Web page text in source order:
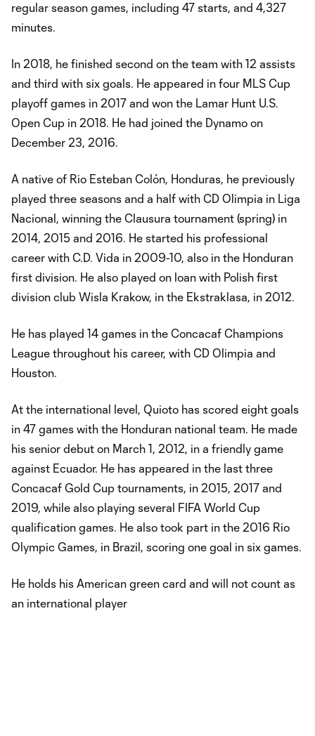
regular season games, including 47 starts, and 4,327
minutes.
In 2018, he finished second on the team with 12 assists
and third with six goals. He appeared in four MLS Cup
playoff games in 2017 and won the Lamar Hunt U.S.
Open Cup in 2018. He had joined the Dynamo on
December 23, 2016.
A native of Rio Esteban Colón, Honduras, he previously
played three seasons and a half with CD Olimpia in Liga
Nacional, winning the Clausura tournament (spring) in
2014, 2015 and 2016. He started his professional
career with C.D. Vida in 2009-10, also in the Honduran
first division. He also played on loan with Polish first
division club Wisla Krakow, in the Ekstraklasa, in 2012.
He has played 14 games in the Concacaf Champions
League throughout his career, with CD Olimpia and
Houston.
At the international level, Quioto has scored eight goals
in 47 games with the Honduran national team. He made
his senior debut on March 1, 2012, in a friendly game
against Ecuador. He has appeared in the last three
Concacaf Gold Cup tournaments, in 2015, 2017 and
2019, while also playing several FIFA World Cup
qualification games. He also took part in the 2016 Rio
Olympic Games, in Brazil, scoring one goal in six games.
He holds his American green card and will not count as
an international player